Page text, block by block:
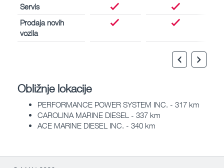
Servis
Prodaja novih
vozila
Obližnje lokacije
PERFORMANCE POWER SYSTEM INC. - 317 km
CAROLINA MARINE DIESEL - 337 km
ACE MARINE DIESEL INC. - 340 km